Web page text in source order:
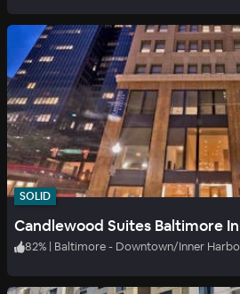
SOLID
Candlewood Suites Baltimore
82% Baltimore - Downtown/Inner